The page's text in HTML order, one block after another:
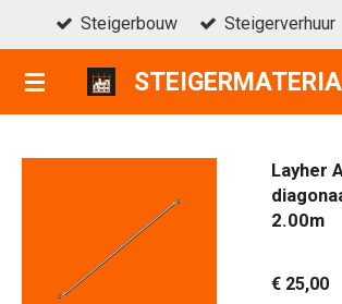
direct
naar
de
Steigerbouw Steigerverhuur
Layher
2.00m
€ 25,00